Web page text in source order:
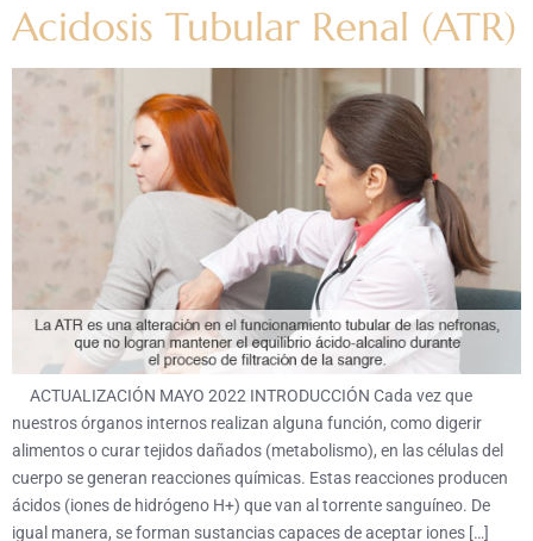
Acidosis Tubular Renal (ATR)
ACTUALIZACIÓN MAYO 2022 INTRODUCCIÓN Cada vez que
nuestros órganos internos realizan alguna función, como digerir
alimentos o curar tejidos dañados (metabolismo), en las células del
cuerpo se generan reacciones químicas. Estas reacciones producen
ácidos (iones de hidrógeno H+) que van al torrente sanguíneo. De
igual manera, se forman sustancias capaces de aceptar iones […]